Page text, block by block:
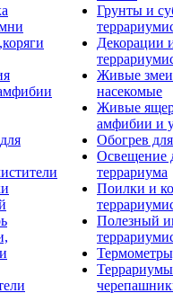
Грунты и
Декорации
Живые
насекомые
Живые
амфибии и
Обогрев
Освещение
террариума
Поилки и
Полезный